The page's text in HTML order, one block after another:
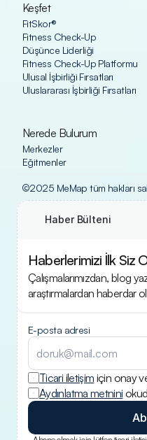
Keşfet
FitSkor®
Fitness Check-Up
Düşünce Liderliği
Fitness Check-Up Platformu
Ulusal İşbirliği Fırsatları
Uluslararası İşbirliği Fırsatları
Nerede Bulurum
Merkezler
Eğitmenler
©2025 MeMap tüm hakları
Haber Bülteni
Haberlerimizi İlk Siz
Çalışmalarımızdan, blog
araştırmalardan haberdar
E-posta adresi
Ticari iletişim için onay
Aydınlatma metnini